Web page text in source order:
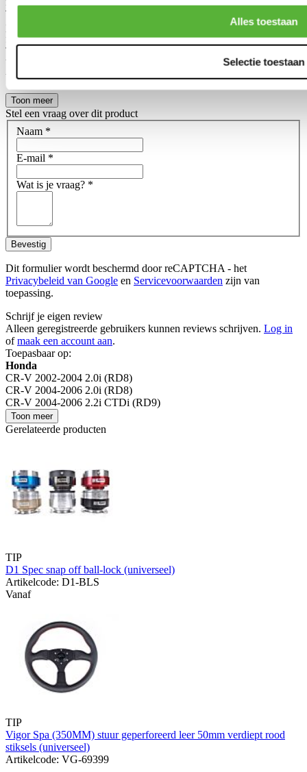
Alles toestaan
Selectie toestaan
The Pro-Line is in general a slightly higher grade in a slightly higher
price range, compared to the Tuner-line. Often noticable in the final
finish and durability of the product.
This does not mean that the Tuner-line products are ''bad quality''
but are in general an affordable alternative for those who don't need
the high grade of the Pro-Line products.
Toon meer
Stel een vraag over dit product
Naam *
E-mail *
Wat is je vraag? *
Bevestig
Dit formulier wordt beschermd door reCAPTCHA - het
Privacybeleid van Google en Servicevoorwaarden zijn van
toepassing.
Schrijf je eigen review
Alleen geregistreerde gebruikers kunnen reviews schrijven. Log in
ofmaak een account aan.
Toepasbaar op:
Honda
CR-V 2002-2004 2.0i (RD8)
CR-V 2004-2006 2.0i (RD8)
CR-V 2004-2006 2.2i CTDi (RD9)
Toon meer
Gerelateerde producten
TIP
D1 Spec snap off ball-lock (universeel)
Artikelcode: D1-BLS
Vanaf
TIP
Vigor Spa (350MM) stuur geperforeerd leer 50mm verdiept rood
stiksels (universeel)
Artikelcode: VG-69399